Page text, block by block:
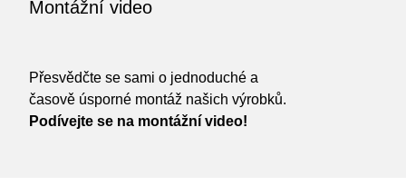
Montážní video
Přesvědčte se sami o jednoduché a
časově úsporné montáž našich výrobků.
Podívejte se na montážní video!